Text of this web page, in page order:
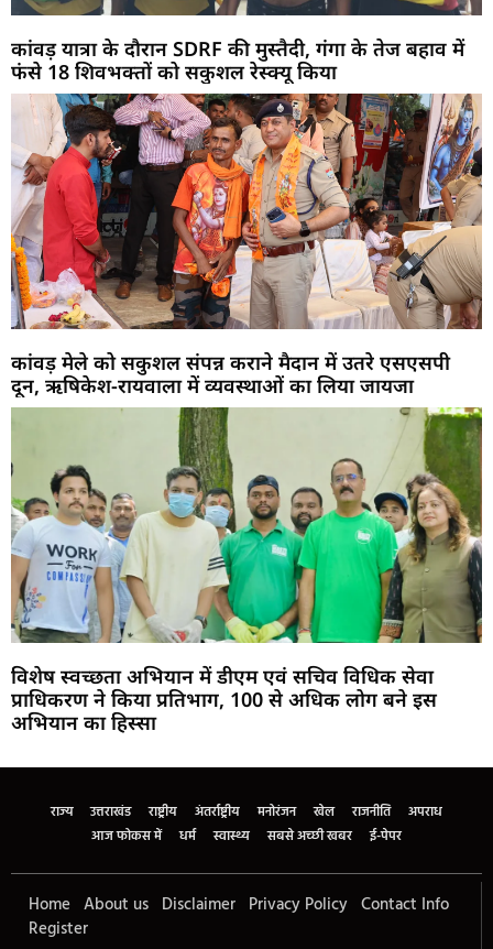
कांवड़ यात्रा के दौरान SDRF की मुस्तैदी, गंगा के तेज बहाव में
फंसे 18 शिवभक्तों को सकुशल रेस्क्यू किया
कांवड़ मेले को सकुशल संपन्न कराने मैदान में उतरे एसएसपी
दून, ऋषिकेश-रायवाला में व्यवस्थाओं का लिया जायजा
विशेष स्वच्छता अभियान में डीएम एवं सचिव विधिक सेवा
प्राधिकरण ने किया प्रतिभाग, 100 से अधिक लोग बने इस
अभियान का हिस्सा
राज्य उत्तराखंड राष्ट्रीय अंतर्राष्ट्रीय मनोरंजन खेल राजनीति
अपराध
आज फोकस में
धर्म स्वास्थ्य सबसे अच्छी खबर ई-पेपर
Home About us Disclaimer Privacy Policy Contact Info
Register